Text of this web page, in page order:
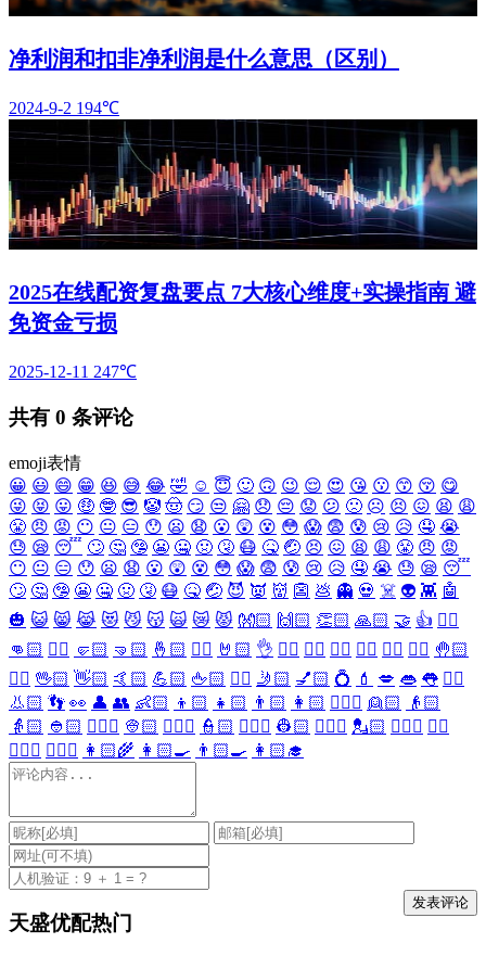
净利润和扣非净利润是什么意思（区别）
2024-9-2 194℃
2025在线配资复盘要点 7大核心维度+实操指南 避
免资金亏损
2025-12-11 247℃
共有 0 条评论
emoji表情
😀 😃 😄 😁 😆 😅 😂 🤣 ☺️ 😇 🙂 🙃 😉 😌 😍 😘 😗 😙 😚 😋
😜 😝 😛 🤑 🤓 😎 🤡 🤠 😏 😒 🤗 😞 😔 😟 😕 🙁 ☹️ 😣 😖 😫 😩
😤 😠 😡 😶 😐 😑 😯 😦 😧 😮 😲 😵 😳 😱 😨 😰 😢 😥 🤤 😭
😓 😪 😴 🙄 🤔 🤥 😬 🤐 🤢 🤧 😷 🤒 🤕 😣 😖 😫 😩 😤 😠 😡
😶 😐 😑 😯 😦 😧 😮 😲 😵 😳 😱 😨 😰 😢 😥 🤤 😭 😓 😪 😴
🙄 🤔 🤥 😬 🤐 🤢 🤧 😷 🤒 🤕 😈 👿 👹 👺 💩 👻 💀 ☠️ 👽 👾 🤖
🎃 😺 😸 😹 😻 😼 😽 🙀 😿 😾 👐🏻 🙌🏻 👏🏻 🙏🏻 🤝 👍 👎🏻
👊🏻 ✊🏻 🤛🏻 🤜🏻 🤞🏻 ✌🏻 🤘🏻 👌 👈🏻 👉🏻 👆🏻 👇🏻 ☝🏻 ✋🏻 🤚🏻
🖐🏻 🖖🏻 👋🏻 🤙🏻 💪🏻 🖕🏻 ✍🏻 🤳🏻 💅🏻 💍 💄 💋 👄 👅 👂🏻
👃🏻 👣 👀 👤 👥 👶🏻 👦🏻 👧🏻 👨🏻 👩🏻 👱🏻‍♀️ 👱🏻
👴🏻
👵🏻 👲🏻 👳🏻‍♀️ 👳🏻 👮🏻‍♀️ 👮🏻 👷🏻‍♀️ 👷🏻 💂🏻‍♀️ 💂🏻 🕵🏻‍♀️ 🕵🏻
👩🏻‍⚕️ 👨🏻‍⚕️ 👩🏻‍🌾 👩🏻‍🍳 👨🏻‍🍳 👩🏻‍🎓
天盛优配热门